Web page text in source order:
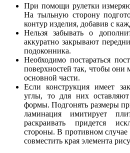
При помощи рулетки
На тыльную сторону
контур изделия, добавив с
Нельзя забывать о
аккуратно закрывают
подоконника.
Необходимо постараться
поверхностей так, чтобы
основной части.
Если конструкция имеет
углы, то для них
формы. Подгонять размеры
ламинация имитирует
раскраивать придется
стороны. В противном случае
совместить края элемента